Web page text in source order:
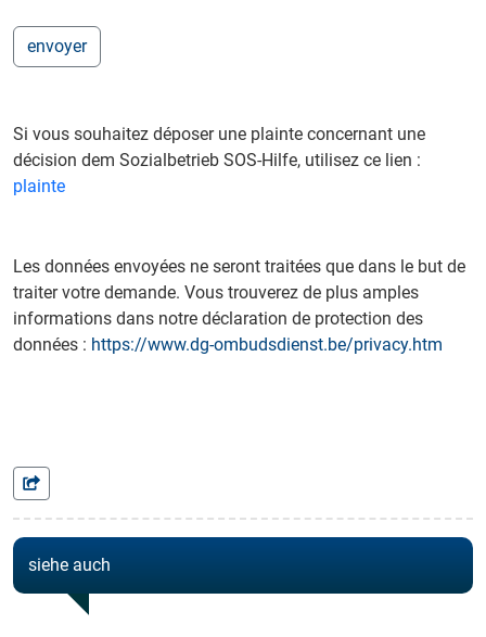
Si vous souhaitez déposer une plainte concernant une
décision dem Sozialbetrieb SOS-Hilfe, utilisez ce lien :
plainte
Les données envoyées ne seront traitées que dans le but de
traiter votre demande. Vous trouverez de plus amples
informations dans notre déclaration de protection des
données : https://www.dg-ombudsdienst.be/privacy.htm
siehe auch